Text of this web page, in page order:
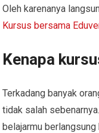
Oleh karenanya
Kursus bersama
Kenapa
Terkadang banyak
tidak salah
belajarmu